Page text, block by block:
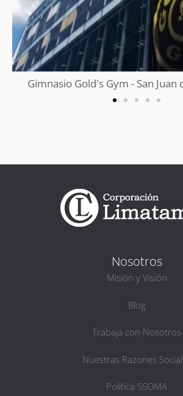
Gimnasio Gold's Gym - San Juan
Nosotros
Misión y Visión
Blog
Trabaja con Nosotros
Nuestras Razones
Política SSOMA